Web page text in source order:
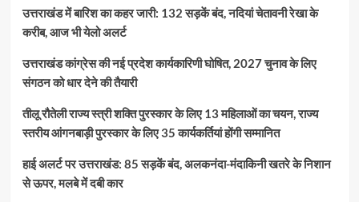
उत्तराखंड में बारिश का कहर जारी: 132 सड़कें बंद, नदियां चेतावनी रेखा के
करीब, आज भी येलो अलर्ट
उत्तराखंड कांग्रेस की नई प्रदेश कार्यकारिणी घोषित, 2027 चुनाव के लिए
संगठन को धार देने की तैयारी
तीलू रौतेली राज्य स्त्री शक्ति पुरस्कार के लिए 13 महिलाओं का चयन, राज्य
स्तरीय आंगनबाड़ी पुरस्कार के लिए 35 कार्यकर्तियां होंगी सम्मानित
हाई अलर्ट पर उत्तराखंड: 85 सड़कें बंद, अलकनंदा-मंदाकिनी खतरे के निशान
से ऊपर, मलबे में दबी कार